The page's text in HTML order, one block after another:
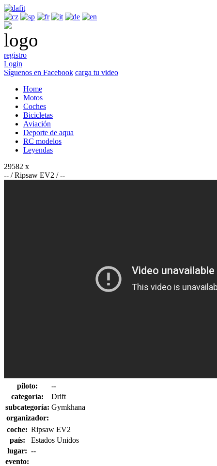
registro
Login
Síguenos en Facebook carga tu video
Home
Motos
Coches
Bicicletas
Aviación
Deporte de aqua
RC modelos
Leyendas
29582 x
-- / Ripsaw EV2 / --
piloto:
--
categoría:
Drift
subcategoría: Gymkhana
organizador:
coche: Ripsaw EV2
país:
Estados Unidos
lugar: --
evento: